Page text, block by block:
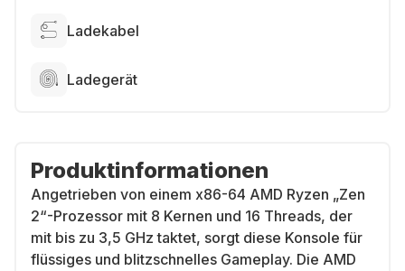
Ladekabel
Ladegerät
Produktinformationen
Angetrieben von einem x86-64 AMD Ryzen „Zen
2“-Prozessor mit 8 Kernen und 16 Threads, der
mit bis zu 3,5 GHz taktet, sorgt diese Konsole für
flüssiges und blitzschnelles Gameplay. Die AMD